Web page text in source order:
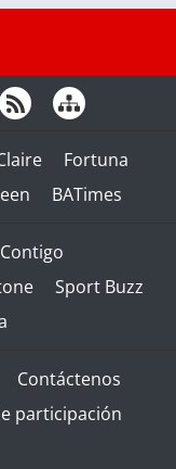
Fortuna
BATimes
Contigo
Sport Buzz
Contáctenos
participación